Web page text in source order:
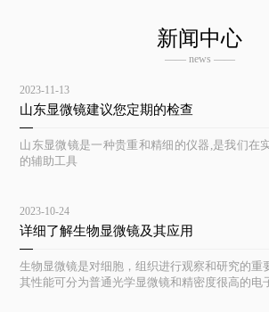
新闻中心
—— news ——
2023-11-13
山东显微镜建议您定期的检查
山东显微镜是一种贵重和精细的仪器,是我们在
的辅助工具
2023-10-24
详细了解生物显微镜及其应用
生物显微镜是对细胞，组织进行观察和研究的重
其性能可分为普通光学显微镜和精密度很高的电